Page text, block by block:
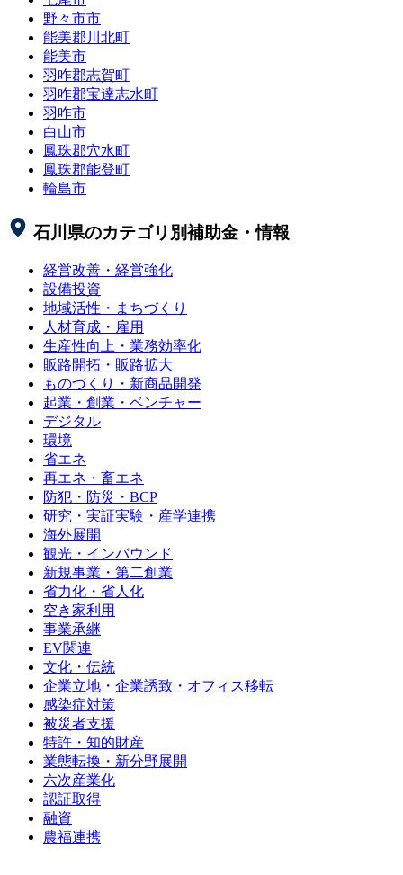
野々市市
能美郡川北町
能美市
羽咋郡志賀町
羽咋郡宝達志水町
羽咋市
白山市
鳳珠郡穴水町
鳳珠郡能登町
輪島市
石川県のカテゴリ別補助金・情報
経営改善・経営強化
設備投資
地域活性・まちづくり
人材育成・雇用
生産性向上・業務効率化
販路開拓・販路拡大
ものづくり・新商品開発
起業・創業・ベンチャー
デジタル
環境
省エネ
再エネ・畜エネ
防犯・防災・BCP
研究・実証実験・産学連携
海外展開
観光・インバウンド
新規事業・第二創業
省力化・省人化
空き家利用
事業承継
EV関連
文化・伝統
企業立地・企業誘致・オフィス移転
感染症対策
被災者支援
特許・知的財産
業態転換・新分野展開
六次産業化
認証取得
融資
農福連携